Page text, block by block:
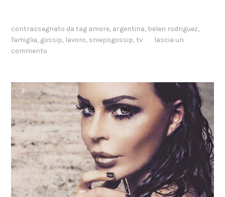
contrassegnato da tag amore, argentina, belen rodriguez,
famiglia, gossip, lavoro, sniepogossip, tv
lascia un
commento